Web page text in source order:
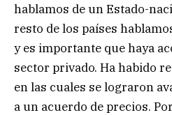
hablamos de un Estado-
resto de los países
y es importante que haya
sector privado. Ha habido
en las cuales se lograron
a un acuerdo de precios.